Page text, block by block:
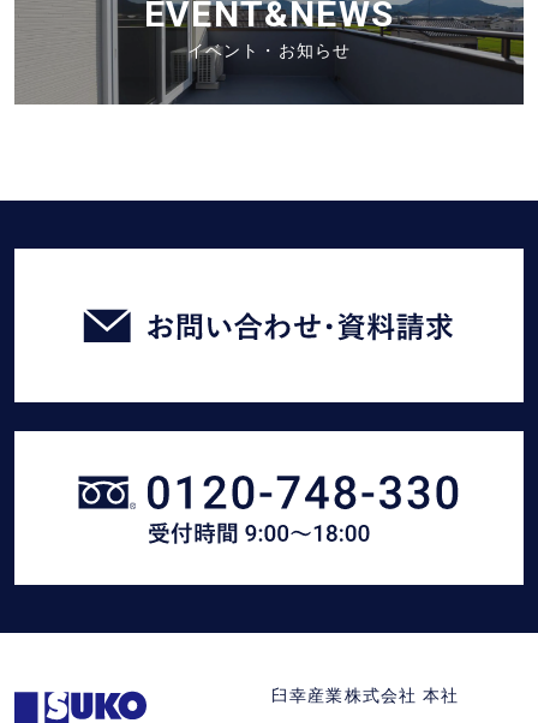
EVENT&NEWS
イベント・お知らせ
い
わ
せ・
料
請
す
幸
産
業
に
(フ
臼幸産業株式会社 本社